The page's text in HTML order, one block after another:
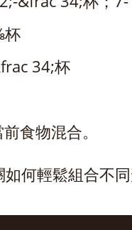
杯
34;杯
食物混合。
何輕鬆組合不同